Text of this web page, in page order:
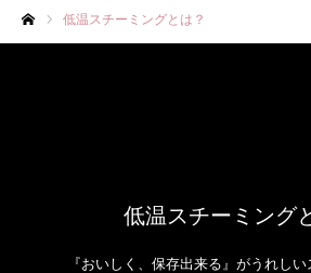
低温スチーミングとは？
低温スチーミング
『おいしく、保存出来る』がうれし